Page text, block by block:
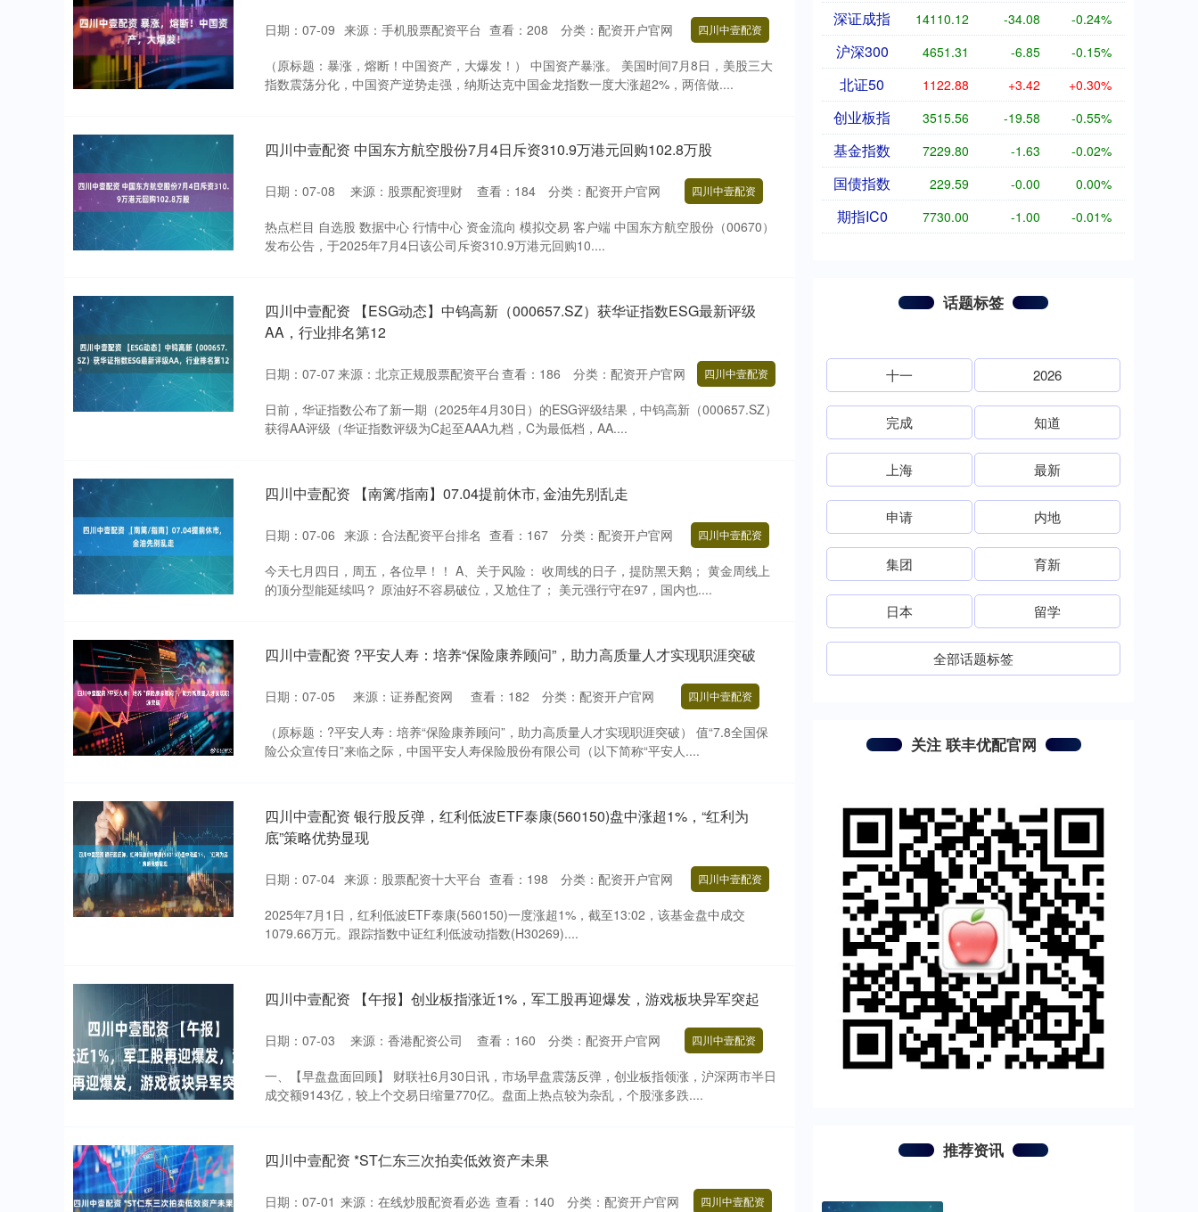
日期：07-09 来源：手机股票配资平台 查看： 208 分类： 配资开户官网 四川中壹配资
（原标题：暴涨，熔断！中国资产，大爆发！） 中国资产暴涨。 美国时间7月8日，美股三大
指数震荡分化，中国资产逆势走强，纳斯达克中国金龙指数一度大涨超2%，两倍做....
四川中壹配资 中国东方航空股份7月4日斥资310.9万港元回购102.8万股
日期：07-08 来源：股票配资理财 查看： 184 分类： 配资开户官网 四川中壹配资
热点栏目 自选股 数据中心 行情中心 资金流向 模拟交易 客户端 中国东方航空股份（00670）
发布公告，于2025年7月4日该公司斥资310.9万港元回购10....
四川中壹配资 【ESG动态】中钨高新（000657.SZ）获华证指数ESG最新评级
AA，行业排名第12
日期：07-07来源：北京正规股票配资平台查看： 186 分类： 配资开户官网 四川中壹配资
日前，华证指数公布了新一期（2025年4月30日）的ESG评级结果，中钨高新（000657.SZ）
获得AA评级（华证指数评级为C起至AAA九档，C为最低档，AA....
四川中壹配资 【南篱/指南】07.04提前休市, 金油先别乱走
日期：07-06 来源：合法配资平台排名 查看： 167 分类： 配资开户官网 四川中壹配资
今天七月四日，周五，各位早！！ A、关于风险： 收周线的日子，提防黑天鹅； 黄金周线上
的顶分型能延续吗？ 原油好不容易破位，又尬住了； 美元强行守在97，国内也....
四川中壹配资 ?平安人寿：培养“保险康养顾问”，助力高质量人才实现职涯突破
日期：07-05 来源：证券配资网 查看： 182 分类： 配资开户官网 四川中壹配资
（原标题：?平安人寿：培养“保险康养顾问”，助力高质量人才实现职涯突破） 值“7.8全国保
险公众宣传日”来临之际，中国平安人寿保险股份有限公司（以下简称“平安人....
四川中壹配资 银行股反弹，红利低波ETF泰康(560150)盘中涨超1%，“红利为
底”策略优势显现
日期：07-04 来源：股票配资十大平台 查看： 198 分类： 配资开户官网 四川中壹配资
2025年7月1日，红利低波ETF泰康(560150)一度涨超1%，截至13:02，该基金盘中成交
1079.66万元。跟踪指数中证红利低波动指数(H30269)....
四川中壹配资 【午报】创业板指涨近1%，军工股再迎爆发，游戏板块异军突起
日期：07-03 来源：香港配资公司 查看： 160 分类： 配资开户官网 四川中壹配资
一、【早盘盘面回顾】 财联社6月30日讯，市场早盘震荡反弹，创业板指领涨，沪深两市半日
成交额9143亿，较上个交易日缩量770亿。盘面上热点较为杂乱，个股涨多跌....
四川中壹配资 *ST仁东三次拍卖低效资产未果
日期：07-01 来源：在线炒股配资看必选 查看： 140 分类： 配资开户官网 四川中壹配资
深证成指 14110.12 -34.08 -0.24%
沪深300 4651.31 -6.85 -0.15%
北证50 1122.88 +3.42 +0.30%
创业板指 3515.56 -19.58 -0.55%
基金指数 7229.80 -1.63 -0.02%
国债指数 229.59 -0.00 0.00%
期指IC0 7730.00 -1.00 -0.01%
话题标签
十一 2026
完成 知道
上海 最新
申请 内地
集团 育新
日本 留学
全部话题标签
关注 联丰优配官网
推荐资讯